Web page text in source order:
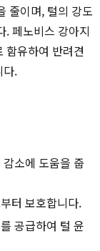
줄이며, 털의 강도
. 페노비스 강아지
함유하여 반려견
다.
소에 도움을 줍
터 보호합니다.
공급하여 털 윤